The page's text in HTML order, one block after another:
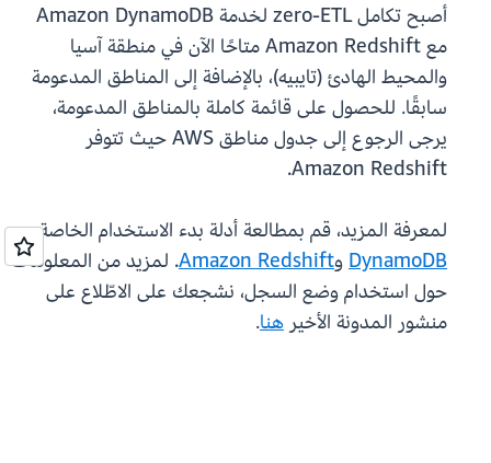
أصبح تكامل zero-ETL لخدمة Amazon DynamoDB
مع Amazon Redshift متاحًا الآن في منطقة آسيا
والمحيط الهادئ (تايبيه)، بالإضافة إلى المناطق المدعومة
سابقًا. للحصول على قائمة كاملة بالمناطق المدعومة،
يرجى الرجوع إلى جدول مناطق AWS حيث تتوفر
Amazon Redshift.
لمعرفة المزيد، قم بمطالعة أدلة بدء الاستخدام الخاصة بـ
DynamoDBوAmazon Redshift. لمزيد من المعلومات
حول استخدام وضع السجل، نشجعك على الاطّلاع على
منشور المدونة الأخير هنا.